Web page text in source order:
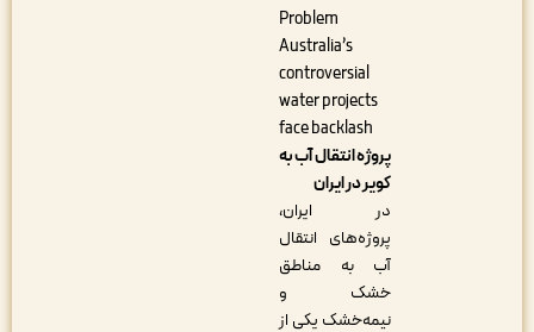
Problem
Australia’s
controversial
water projects
face backlash
پروژه انتقال آب به
کویر در ایران
در ایران،
پروژه‌های انتقال
آب به مناطق
خشک و
نیمه‌خشک یکی از